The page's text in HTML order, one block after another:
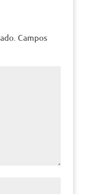
Campos